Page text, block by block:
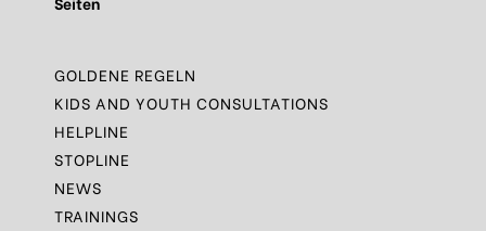
GOLDENE REGELN
KIDS AND YOUTH CONSULTATIONS
HELPLINE
STOPLINE
NEWS
TRAININGS